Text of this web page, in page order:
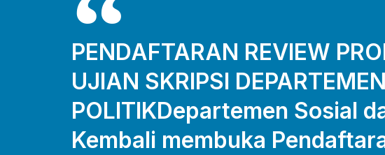
PENDAFTARAN REVIEW
UJIAN SKRIPSI
POLITIKDepartemen Sosial
Kembali membuka